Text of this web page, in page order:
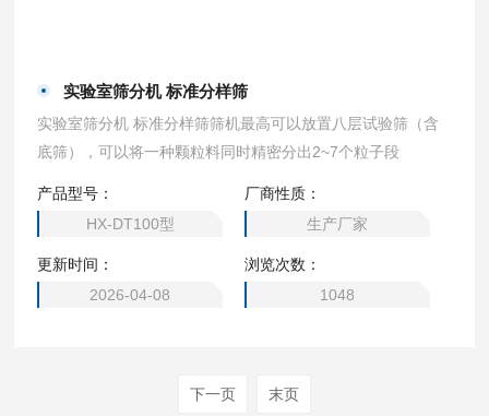
实验室筛分机 标准分样筛
实验室筛分机 标准分样筛筛机最高可以放置八层试验筛（含
底筛），可以将一种颗粒料同时精密分出2~7个粒子段
产品型号：
HX-DT100型
厂商性质：
生产厂家
更新时间：
2026-04-08
浏览次数：
1048
下一页 末页